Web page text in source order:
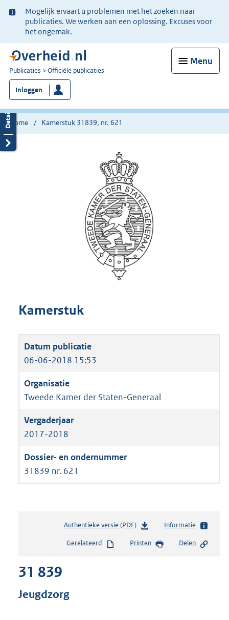
Ter
informatie:
Mogelijk ervaart u problemen met het zoeken naar
publicaties. We werken aan een oplossing. Excuses voor
het ongemak.
Menu
U
bent
nu
hier:
Publicaties Officiële publicaties
Inloggen
Home Kamerstuk 31839, nr. 621
Kamerstuk
06-06-2018 15:53
Tweede Kamer der Staten-Generaal
2017-2018
31839 nr. 621
Authentieke versie (PDF)b
s
Informatie
Gerelateerd Printen Delen
31 839
Jeugdzorg